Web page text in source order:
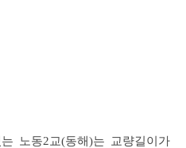
노동2교(동해)는 교량길이가